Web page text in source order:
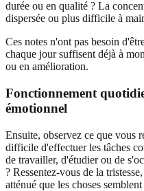
durée ou en qualité ? La
dispersée ou plus difficile à
Ces notes n'ont pas besoin
chaque jour suffisent déjà à
ou en amélioration.
Fonctionnement
émotionnel
Ensuite, observez ce que vous
difficile d'effectuer les tâches
de travailler, d'étudier ou de
? Ressentez-vous de la
atténué que les choses